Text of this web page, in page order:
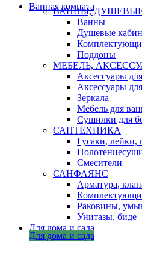
Ванная комната
ВАННЫ,
Ванны
Душевые
Поддоны
МЕБЕЛЬ,
Аксессуары
Аксессуары
Зеркала
Мебель для
Сушилки для
САНТЕХНИКА
Гусаки, лейки,
Смесители
САНФАЯНС
Арматура,
Раковины,
Унитазы, биде
Для дома и сада
Для дома и сада